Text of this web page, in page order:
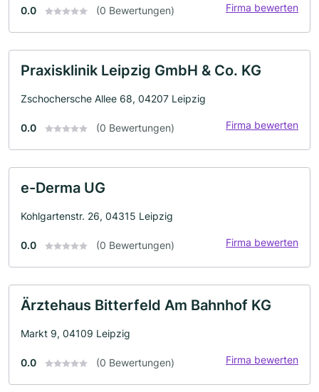
0.0 (0 Bewertungen) Firma bewerten
Praxisklinik Leipzig GmbH & Co. KG
Zschochersche Allee 68, 04207 Leipzig
0.0 (0 Bewertungen) Firma bewerten
e-Derma UG
Kohlgartenstr. 26, 04315 Leipzig
0.0 (0 Bewertungen) Firma bewerten
Ärztehaus Bitterfeld Am Bahnhof KG
Markt 9, 04109 Leipzig
0.0 (0 Bewertungen) Firma bewerten